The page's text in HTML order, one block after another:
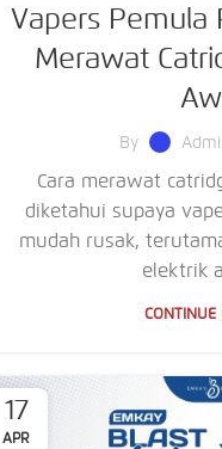
Vapers Pemula
Merawat
By
Cara merawat
diketahui supaya
mudah rusak,
elektrik
CONTINUE
17
APR